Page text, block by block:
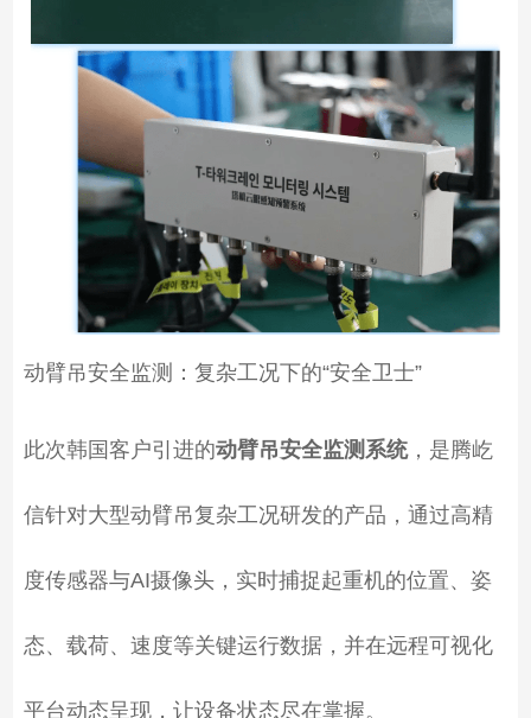
动臂吊安全监测：复杂工况下的“安全卫士”
此次韩国客户引进的动臂吊安全监测系统，是腾屹
信针对大型动臂吊复杂工况研发的产品，通过高精
度传感器与AI摄像头，实时捕捉起重机的位置、姿
态、载荷、速度等关键运行数据，并在远程可视化
平台动态呈现，让设备状态尽在掌握。